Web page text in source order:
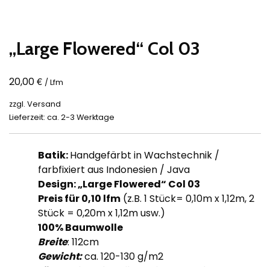
„Large Flowered“ Col 03
20,00€ / Lfm
zzgl. Versand
Lieferzeit: ca. 2-3 Werktage
Batik:Handgefärbt in Wachstechnik /
farbfixiert aus Indonesien / Java
Design: „Large Flowered“ Col 03
Preis für 0,10 lfm (z.B. 1 Stück= 0,10m x 1,12m, 2
Stück = 0,20m x 1,12m usw.)
100% Baumwolle
Breite: 112cm
Gewicht:ca. 120-130 g/m2